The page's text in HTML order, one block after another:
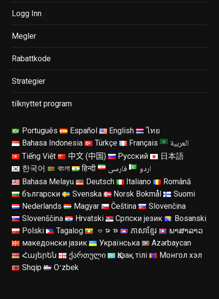
Logg Inn
Megler
Rabattkode
Strategier
tilknyttet program
Português Español English
ไทย
Bahasa Indonesia
Türkçe Français العربية
Tiếng Việt 中文 (中国) Русский
日本語
한국어
বাংলা हिन्दी فارسی اردو
Bahasa Melayu Deutsch Italiano
Română
български
Svenska Norsk Bokmål
Suomi
Nederlands
Magyar Čeština
Slovenčina
Slovenščina
Hrvatski Српски језик
Bosanski
Polski
Tagalog ဗမာစာ ភាសាខ្មែរ
ພາສາລາວ
македонски јазик
Українська
Azərbaycan
Հայերեն
ქართული Қазақ тілі
Монгол хэл
Shqip
Oʻzbek